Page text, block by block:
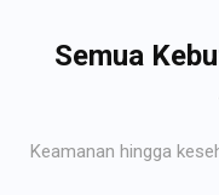
Semua
Keamanan hingga